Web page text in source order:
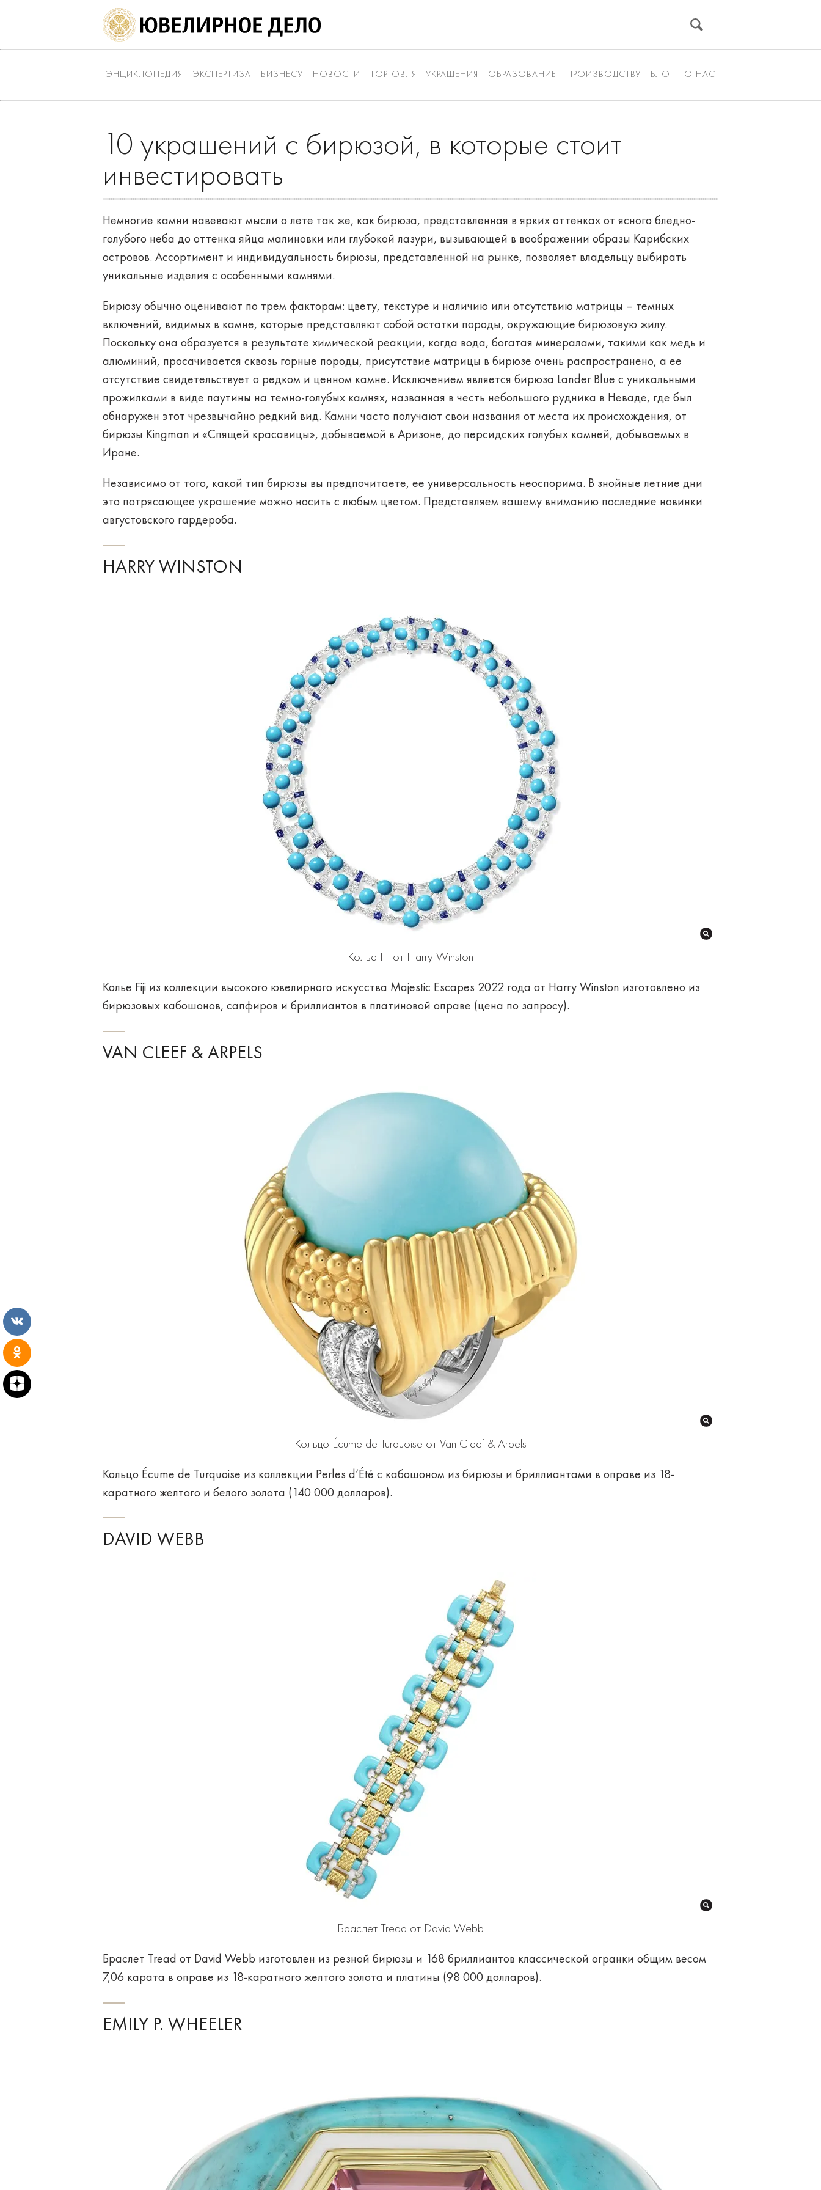
ЭНЦИКЛОПЕДИЯ ЭКСПЕРТИЗА БИЗНЕСУ НОВОСТИ ТОРГОВЛЯ УКРАШЕНИЯ ОБРАЗОВАНИЕ ПРОИЗВОДСТВУ БЛОГ О НАС
10 украшений с бирюзой, в которые стоит
инвестировать
Немногие камни навевают мысли о лете так же, как бирюза, представленная в ярких оттенках от ясного бледно-
голубого неба до оттенка яйца малиновки или глубокой лазури, вызывающей в воображении образы Карибских
островов. Ассортимент и индивидуальность бирюзы, представленной на рынке, позволяет владельцу выбирать
уникальные изделия с особенными камнями.
Бирюзу обычно оценивают по трем факторам: цвету, текстуре и наличию или отсутствию матрицы – темных
включений, видимых в камне, которые представляют собой остатки породы, окружающие бирюзовую жилу.
Поскольку она образуется в результате химической реакции, когда вода, богатая минералами, такими как медь и
алюминий, просачивается сквозь горные породы, присутствие матрицы в бирюзе очень распространено, а ее
отсутствие свидетельствует о редком и ценном камне. Исключением является бирюза Lander Blue с уникальными
прожилками в виде паутины на темно-голубых камнях, названная в честь небольшого рудника в Неваде, где был
обнаружен этот чрезвычайно редкий вид. Камни часто получают свои названия от места их происхождения, от
бирюзы Kingman и «Спящей красавицы», добываемой в Аризоне, до персидских голубых камней, добываемых в
Иране.
Независимо от того, какой тип бирюзы вы предпочитаете, ее универсальность неоспорима. В знойные летние дни
это потрясающее украшение можно носить с любым цветом. Представляем вашему вниманию последние новинки
августовского гардероба.
HARRY WINSTON
Колье Fiji от Harry Winston
Колье Fiji из коллекции высокого ювелирного искусства Majestic Escapes 2022 года от Harry Winston изготовлено из
бирюзовых кабошонов, сапфиров и бриллиантов в платиновой оправе (цена по запросу).
VAN CLEEF & ARPELS
Кольцо Écume de Turquoise от Van Cleef & Arpels
Кольцо Écume de Turquoise из коллекции Perles d’Été с кабошоном из бирюзы и бриллиантами в оправе из 18-
каратного желтого и белого золота (140 000 долларов).
DAVID WEBB
Браслет Tread от David Webb
Браслет Tread от David Webb изготовлен из резной бирюзы и 168 бриллиантов классической огранки общим весом
7,06 карата в оправе из 18-каратного желтого золота и платины (98 000 долларов).
EMILY P. WHEELER